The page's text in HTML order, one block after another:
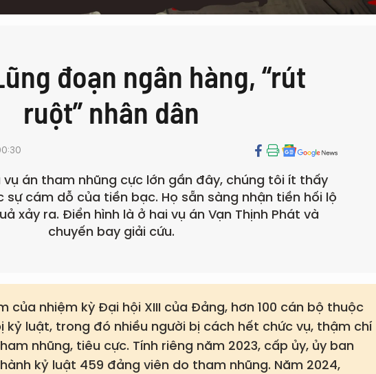
đoạn ngân hàng, “rút
ruột” nhân dân
vụ án tham nhũng cực lớn gần đây, chúng tôi ít thấy
cám dỗ của tiền bạc. Họ sẵn sàng nhận tiền hối lộ
xảy ra. Điển hình là ở hai vụ án Vạn Thịnh Phát và
chuyến bay giải cứu.
của nhiệm kỳ Đại hội XIII của Đảng, hơn 100 cán bộ thuộc
kỷ luật, trong đó nhiều người bị cách hết chức vụ, thậm chí
nhũng, tiêu cực. Tính riêng năm 2023, cấp ủy, ủy ban
kỷ luật 459 đảng viên do tham nhũng. Năm 2024,